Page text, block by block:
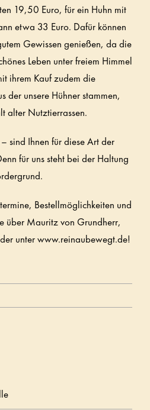
19,50 Euro, für ein Huhn mit
etwa 33 Euro. Dafür können
Gewissen genießen, da die
Leben unter freiem Himmel
ihrem Kauf zudem die
der unsere Hühner stammen,
alter Nutztierrassen.
sind Ihnen für diese Art der
für uns steht bei der Haltung
Bestellmöglichkeiten und
über Mauritz von Grundherr,
unter www.reinaubewegt.de!